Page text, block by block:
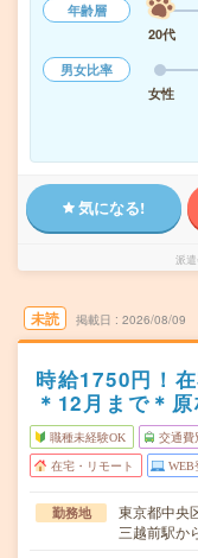
年齢層
20代
男女比率
女性
気になる!
派
未読 掲載日 2026/08/09
時給1750円！
＊12月まで＊
職種未経験OK 交通費
在宅・リモート WEB
勤務地
東京都中央
三越前駅か